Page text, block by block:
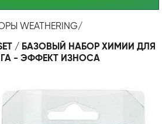
WEATHERING/
SET / БАЗОВЫЙ НАБОР ХИМИИ ДЛЯ
- ЭФФЕКТ ИЗНОСА